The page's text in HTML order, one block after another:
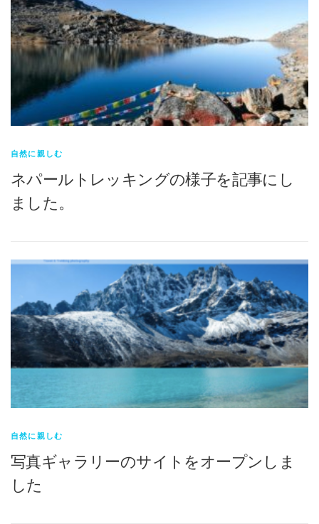
自然に親しむ
ネパールトレッキングの様子を記事にし
ました。
自然に親しむ
写真ギャラリーのサイトをオープンしま
した